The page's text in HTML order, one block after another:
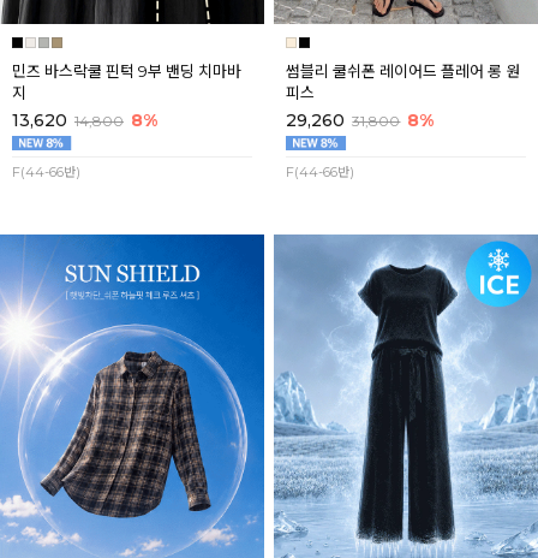
민즈 바스락쿨 핀턱 9부 밴딩 치마바
지
13,620 14,800 8%
F(44-66반)
썸블리 쿨쉬폰 레이어드 플레어 롱 원
피스
29,260 31,800 8%
F(44-66반)